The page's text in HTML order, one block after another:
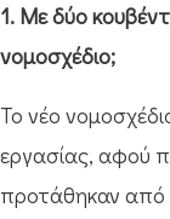
1. Με δύο
νομοσχέδιο;
Το νέο
εργασίας, αφού
προτάθηκαν από